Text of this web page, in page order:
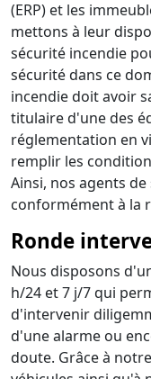
(ERP) et les
mettons à leur
sécurité incendie
sécurité dans ce
incendie doit avoir
titulaire d'une des
réglementation en
remplir les
Ainsi, nos agents
conformément à la
Ronde
Nous disposons
h/24 et 7 j/7 qui
d'intervenir
d'une alarme ou
doute. Grâce à